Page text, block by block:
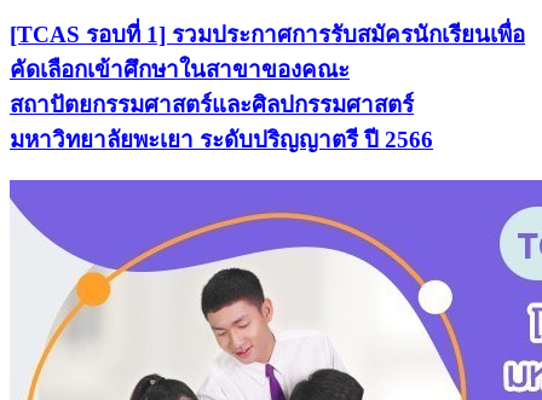
[TCAS รอบที่ 1] รวมประกาศการรับสมัครนักเรียนเพื่อ
คัดเลือกเข้าศึกษาในสาขาของคณะ
สถาปัตยกรรมศาสตร์และศิลปกรรมศาสตร์
มหาวิทยาลัยพะเยา ระดับปริญญาตรี ปี 2566